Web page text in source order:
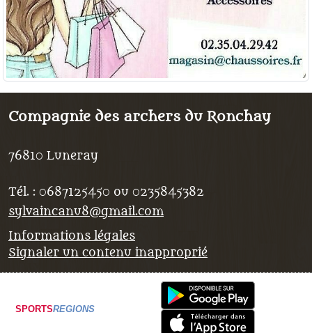
Compagnie des archers du Ronchay
76810 Luneray
Tél. : 0687125450 ou 0235845382
sylvaincanu8@gmail.com
Informations légales
Signaler un contenu inapproprié
SPORTSREGIONS